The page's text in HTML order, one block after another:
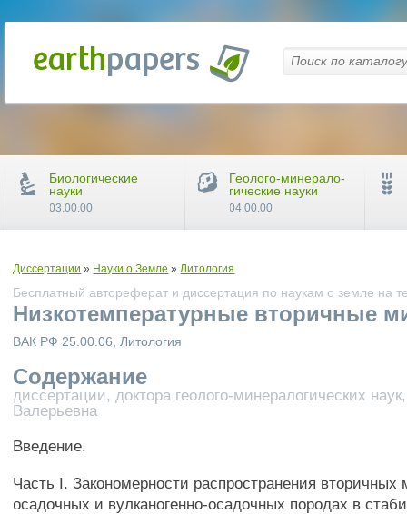
Диссертации » Науки о Земле »Литология
Бесплатный автореферат и диссертация по наукам о земле на
Низкотемпературные вторичные
ВАК РФ 25.00.06, Литология
Содержание
диссертации, доктора геолого-минералогических
Валерьевна
Введение.
Часть I. Закономерности распространения вторичных
осадочных и вулканогенно-осадочных породах в
Биологические
науки
03.00.00
Геолого-минерало-
гические науки
04.00.00